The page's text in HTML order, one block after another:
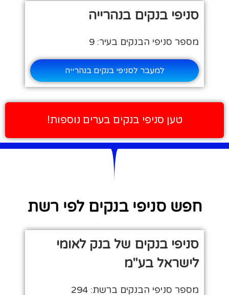
סניפי בנקים בנהרייה
מספר סניפי הבנקים בעיר: 9
למעבר לסניפי בנקים בנהרייה
טען סניפי בנקים בערים נוספות!
חפש סניפי בנקים לפי רשת
סניפי בנקים של בנק לאומי
לישראל בע"מ
מספר סניפי הבנקים ברשת: 294